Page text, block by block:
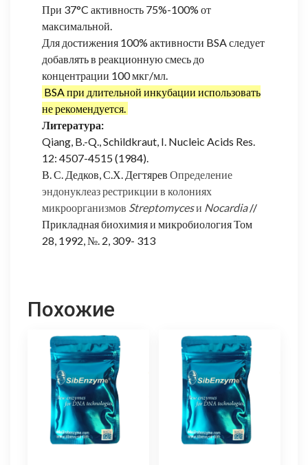
При 37°C активность 75%-100% от
максимальной.
Для достижения 100% активности BSA следует
добавлять в реакционную смесь до
концентрации 100 мкг/мл.
BSA при длительной инкубации использовать
не рекомендуется.
Литература:
Qiang, B.-Q., Schildkraut, I. Nucleic Acids Res.
12: 4507-4515 (1984).
В. С. Дедков, С.Х. Дегтярев Определение
эндонуклеаз рестрикции в колониях
микроорганизмов Streptomycesи Nocardia//
Прикладная биохимия и микробиология Том
28, 1992, №. 2, 309- 313
Похожие